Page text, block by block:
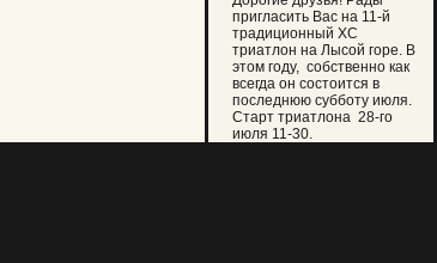
пригласить Вас на 11-й
традиционный XC
триатлон на Лысой горе. В
этом году, собственно как
всегда он состоится в
последнюю субботу июля.
Старт триатлона 28-го
июля 11-30.